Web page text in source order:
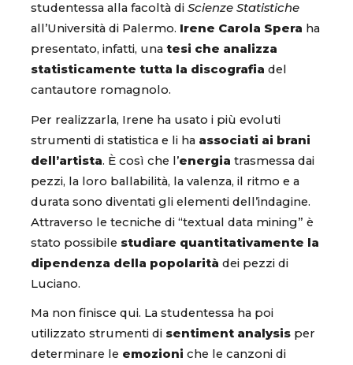
studentessa alla facoltà di Scienze Statistiche
all’Università di Palermo. Irene Carola Spera ha
presentato, infatti, una tesi che analizza
statisticamente tutta la discografia del
cantautore romagnolo.
Per realizzarla, Irene ha usato i più evoluti
strumenti di statistica e li ha associati ai brani
dell’artista. È così che l’energia trasmessa dai
pezzi, la loro ballabilità, la valenza, il ritmo e a
durata sono diventati gli elementi dell’indagine.
Attraverso le tecniche di “textual data mining” è
stato possibile studiare quantitativamente la
dipendenza della popolarità dei pezzi di
Luciano.
Ma non finisce qui. La studentessa ha poi
utilizzato strumenti di sentiment analysis per
determinare le emozioni che le canzoni di